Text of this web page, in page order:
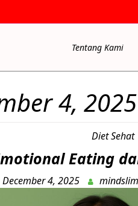
Tentang Kami
4, 2025
Diet Sehat
Eating
December 4, 2025